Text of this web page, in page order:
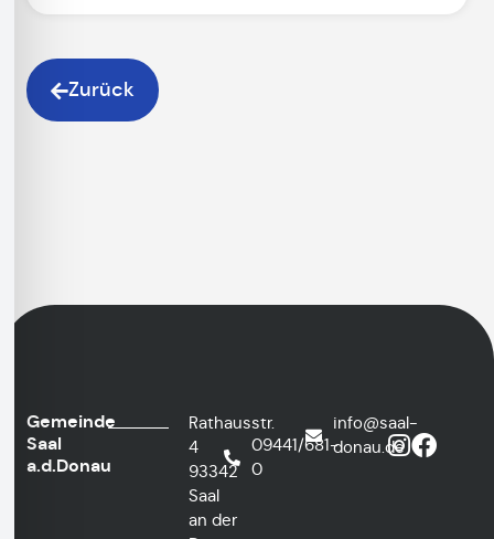
Zurück
Gemeinde
Saal
a.d.Donau
Rathausstr.
4
93342
Saal
an der
09441/681-
0
info@saal-
donau.de